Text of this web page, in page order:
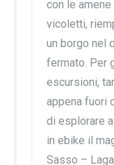
con le
vicoletti,
un borgo nel
fermato. Per
escursioni,
appena fuori
di esplorare
in ebike il
Sasso –